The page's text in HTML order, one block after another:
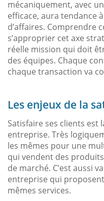
mécaniquement, avec
efficace, aura tendance
d’affaires. Comprendre
s’approprier cet axe
réelle mission qui doit
des équipes. Chaque
chaque transaction va
Les enjeux de la
Satisfaire ses clients est
entreprise. Très
les mêmes pour une
qui vendent des
de marché. C’est aussi
entreprise qui
mêmes services.